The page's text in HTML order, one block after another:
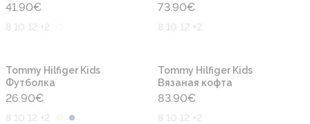
41.90€
8 10 12 +2
73.90€
8 10 12 +2
Tommy Hilfiger Kids
Футболка
26.90€
8 10 12 +2
Tommy Hilfiger Kids
Вязаная кофта
83.90€
8 10 12 +2